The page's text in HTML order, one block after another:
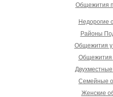
Общежития
Недорогие
Районы
Общежития у
Общежития
Семейные
Женские